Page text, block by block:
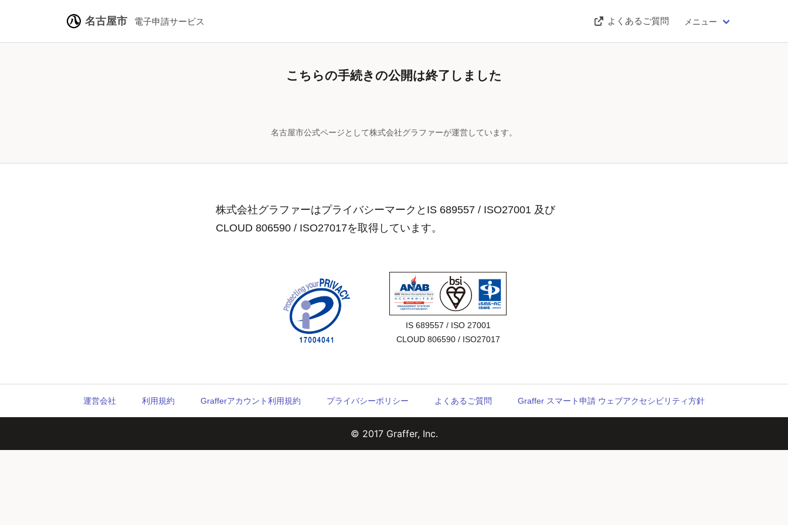
名古屋市 電子申請サービス よくあるご質問 メニュー
こちらの手続きの公開は終了しました
名古屋市公式ページとして株式会社グラファーが運営しています。
株式会社グラファーはプライバシーマークとIS 689557 / ISO27001 及び
CLOUD 806590 / ISO27017を取得しています。
IS 689557 / ISO 27001
CLOUD 806590 / ISO27017
運営会社 利用規約 Grafferアカウント利用規約 プライバシーポリシー よくあるご質問 Graffer スマート申請 ウェブアクセシビリティ方針
© 2017 Graffer, Inc.